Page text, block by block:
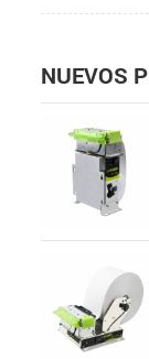
NUEVOS